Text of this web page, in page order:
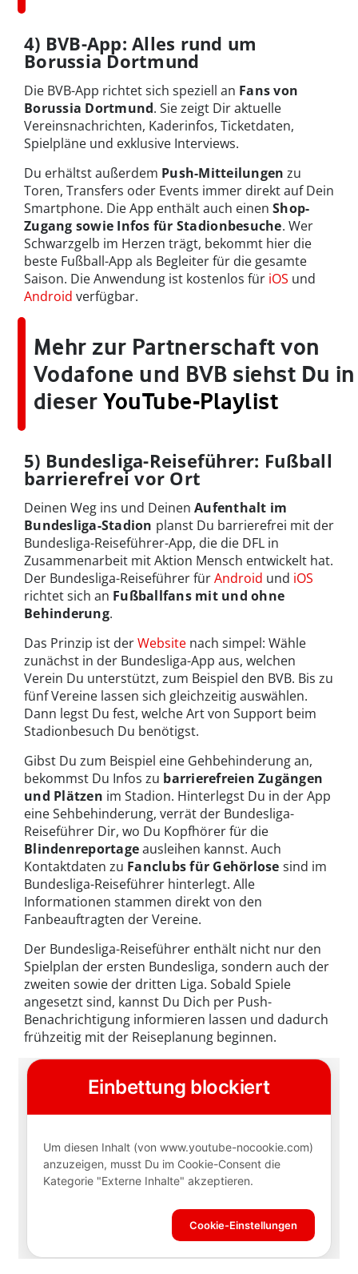
4) BVB-App: Alles rund um
Borussia Dortmund
Die BVB-App richtet sich speziell an Fans von
Borussia Dortmund. Sie zeigt Dir aktuelle
Vereinsnachrichten, Kaderinfos, Ticketdaten,
Spielpläne und exklusive Interviews.
Du erhältst außerdem Push-Mitteilungen zu
Toren, Transfers oder Events immer direkt auf Dein
Smartphone. Die App enthält auch einen Shop-
Zugang sowie Infos für Stadionbesuche. Wer
Schwarzgelb im Herzen trägt, bekommt hier die
beste Fußball-App als Begleiter für die gesamte
Saison. Die Anwendung ist kostenlos für iOS und
Android verfügbar.
Mehr zur Partnerschaft von
Vodafone und BVB siehst Du in
dieserYouTube-Playlist
5) Bundesliga-Reiseführer: Fußball
barrierefrei vor Ort
Deinen Weg ins und Deinen Aufenthalt im
Bundesliga-Stadion planst Du barrierefrei mit der
Bundesliga-Reiseführer-App, die die DFL in
Zusammenarbeit mit Aktion Mensch entwickelt hat.
Der Bundesliga-Reiseführer fürAndroid und iOS
richtet sich an Fußballfans mit und ohne
Behinderung.
Das Prinzip ist derWebsite nach simpel: Wähle
zunächst in der Bundesliga-App aus, welchen
Verein Du unterstützt, zum Beispiel den BVB. Bis zu
fünf Vereine lassen sich gleichzeitig auswählen.
Dann legst Du fest, welche Art von Support beim
Stadionbesuch Du benötigst.
Gibst Du zum Beispiel eine Gehbehinderung an,
bekommst Du Infos zu barrierefreien Zugängen
und Plätzen im Stadion. Hinterlegst Du in der App
eine Sehbehinderung, verrät der Bundesliga-
Reiseführer Dir, wo Du Kopfhörer für die
Blindenreportageausleihen kannst. Auch
Kontaktdaten zu Fanclubs für Gehörlose sind im
Bundesliga-Reiseführer hinterlegt. Alle
Informationen stammen direkt von den
Fanbeauftragten der Vereine.
Der Bundesliga-Reiseführer enthält nicht nur den
Spielplan der ersten Bundesliga, sondern auch der
zweiten sowie der dritten Liga. Sobald Spiele
angesetzt sind, kannst Du Dich per Push-
Benachrichtigung informieren lassen und dadurch
frühzeitig mit der Reiseplanung beginnen.